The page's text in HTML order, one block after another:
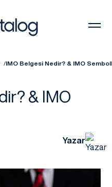
IMO Belgesi Nedir? & IMO
& IMO
Yazar